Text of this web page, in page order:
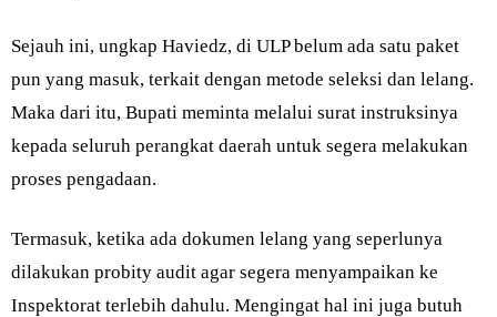
Sejauh ini, ungkap Haviedz, di ULP belum ada satu paket
pun yang masuk, terkait dengan metode seleksi dan lelang.
Maka dari itu, Bupati meminta melalui surat instruksinya
kepada seluruh perangkat daerah untuk segera melakukan
proses pengadaan.
Termasuk, ketika ada dokumen lelang yang seperlunya
dilakukan probity audit agar segera menyampaikan ke
Inspektorat terlebih dahulu. Mengingat hal ini juga butuh